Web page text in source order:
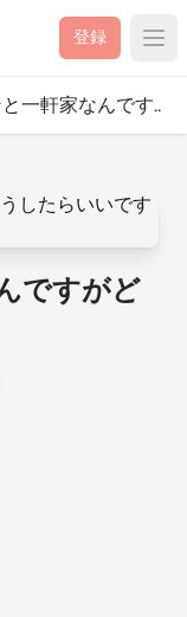
登録
一軒家なんです..
ですがど